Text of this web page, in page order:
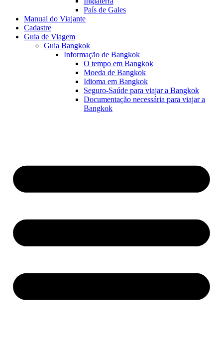
País de Gales
Manual do Viajante
Cadastre
Guia de Viagem
Guia Bangkok
Informação de Bangkok
O tempo em Bangkok
Moeda de Bangkok
Idioma em Bangkok
Seguro-Saúde para viajar a Bangkok
Documentação necessária para viajar a
Bangkok